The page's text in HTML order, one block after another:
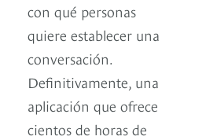
con qué personas
quiere establecer una
conversación.
Definitivamente, una
aplicación que ofrece
cientos de horas de